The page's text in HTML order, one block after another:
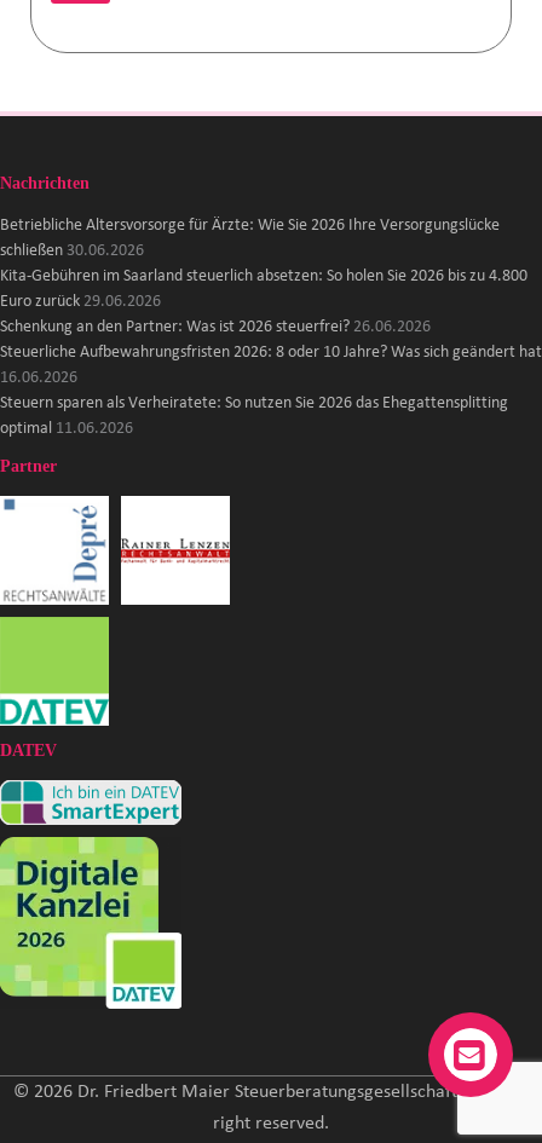
Nachrichten
Betriebliche Altersvorsorge für Ärzte: Wie Sie 2026 Ihre Versorgungslücke
schließen 30.06.2026
Kita-Gebühren im Saarland steuerlich absetzen: So holen Sie 2026 bis zu 4.800
Euro zurück 29.06.2026
Schenkung an den Partner: Was ist 2026 steuerfrei? 26.06.2026
Steuerliche Aufbewahrungsfristen 2026: 8 oder 10 Jahre? Was sich geändert hat
16.06.2026
Steuern sparen als Verheiratete: So nutzen Sie 2026 das Ehegattensplitting
optimal 11.06.2026
Partner
DATEV
© 2026 Dr. Friedbert Maier Steuerberatungsgesellschaft mbH. All
right reserved.